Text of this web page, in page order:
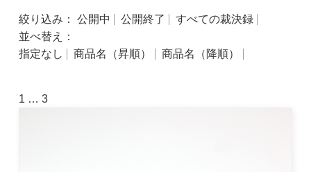
絞り込み： 公開中 公開終了
すべての裁決録
並べ替え：
指定なし
商品名（昇順） 商品名（降順）
1 … 3